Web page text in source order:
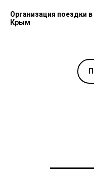
Организация поездки в
Крым